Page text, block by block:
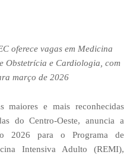
oferece vagas em Medicina
Obstetrícia e Cardiologia, com
março de 2026
maiores e mais reconhecidas
do Centro-Oeste, anuncia a
2026 para o Programa de
Intensiva Adulto (REMI),